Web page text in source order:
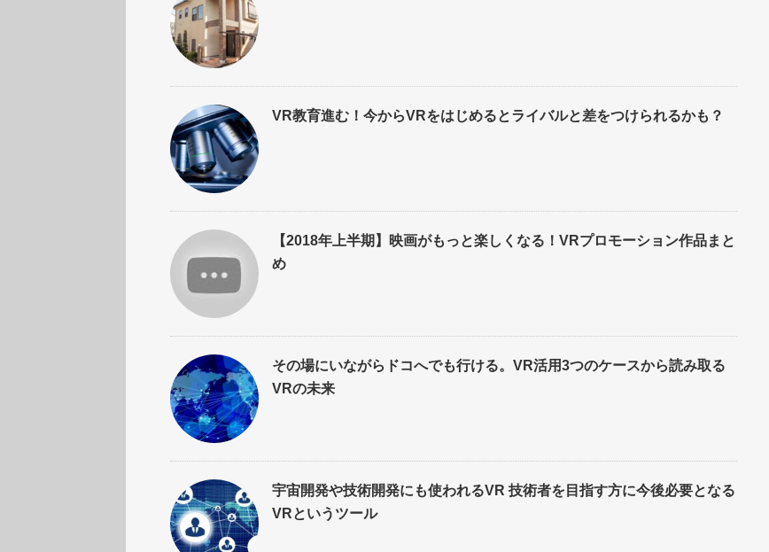
VR教育進む！今からVRをはじめるとライバルと差をつけられるかも？
【2018年上半期】映画がもっと楽しくなる！VRプロモーション作品まと
め
その場にいながらドコへでも行ける。VR活用3つのケースから読み取る
VRの未来
宇宙開発や技術開発にも使われるVR 技術者を目指す方に今後必要となる
VRというツール